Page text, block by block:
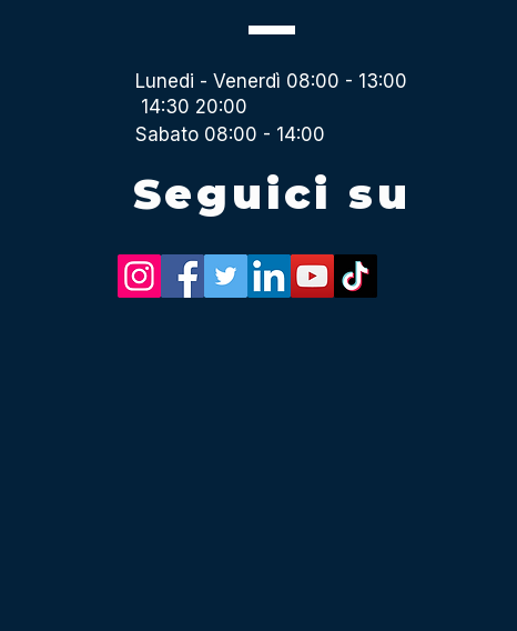
Lunedi - Venerdì 08:00 - 13:00
14:30 20:00
Sabato 08:00 - 14:00
Seguici su